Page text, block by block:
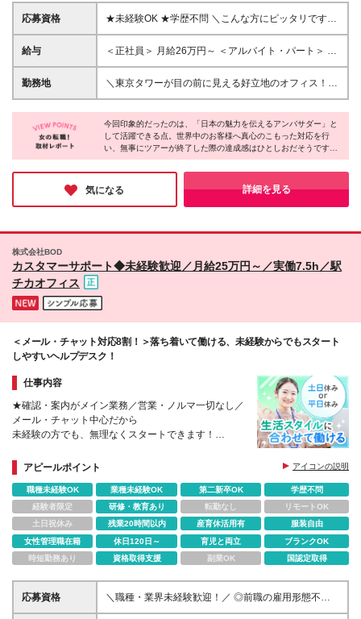
応募資格
★未経験OK ★学歴不問 ＼こんな方にピッタリです！
／ ★ワークライフバランスを整え、長く働き続けた
い方 ★落ち着いた環境で、一人ひとりのお客様に丁
働きながら磨いていきたい方
給与
＜正社員＞ 月給26万円～ ＜アルバイト・パート＞ 時
給1700円～ ※給与は経験や能力を考慮し決定いたし
ます ※残業代は全額別途支給いたします ※試用期間3
勤務地
＼東京タワーが目の前に見える好立地のオフィス！神
谷町駅から徒歩5分／ 東京都港区芝公園3-5-8 機械
振興会館B109 (変更の範囲)上記を除く当社関連勤務
地
今回印象的だったのは、「日本の魅力を伝えるアンバサダー」と
して活躍できる点。世界中のお客様へ真心のこもった対応を行
い、無事にツアーが終了した際の達成感はひとしおだそうです。
また、社内は年齢などの壁がなく、お互いを尊重し高め合える温
かな雰囲気。スキルを磨きながら自分らしく長く活躍できる、同
社ならではの働きやすさを強く実感しました。
気になる 詳細を見る
株式会社BOD
カスタマーサポート◆未経験歓迎／月給25万円～／実働7.5h／駅
チカオフィス
＜メール・チャット対応8割！＞落ち着いて働ける、未経験からでもスタート
しやすいヘルプデスク！
仕事内容
★確認・案内がメイン業務／営業・ノルマ一切なし／
メール・チャット中心だから
未経験の方でも、無理なくスタートできます！
ションで活かしませんか？
アピールポイント アイコンの説明
職種未経験OK 業種未経験OK 第二新卒OK
学歴不問
経験者限定
研修・教育あり 転勤なし
リモートOK
土日祝休み
残業20時間以内 産育休活用有
服装自由
女性管理職在籍
休日120日～ 育児と両立
ブランクOK
時短勤務あり
資格取得支援 副業OK 国認定取得
応募資格
＼職種・業界未経験歓迎！／ ◎前職の雇用形態不問
◎第二新卒歓迎 ▼必須条件▼ ・基本的なPC操作スキ